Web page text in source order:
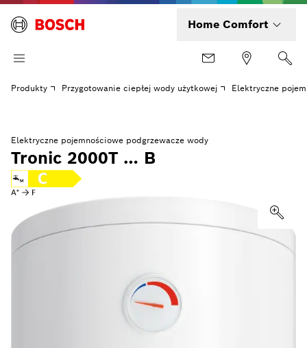
Home Comfort
Produkty Przygotowanie ciepłej wody użytkowej Elektryczne
Elektryczne pojemnościowe podgrzewacze wody
Tronic 2000T … B